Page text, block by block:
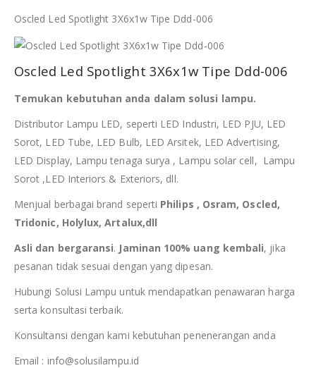
Oscled Led Spotlight 3X6x1w Tipe Ddd-006
Oscled Led Spotlight 3X6x1w Tipe Ddd-006
Temukan kebutuhan anda dalam solusi lampu.
Distributor Lampu LED, seperti LED Industri, LED PJU, LED
Sorot, LED Tube, LED Bulb, LED Arsitek, LED Advertising,
LED Display, Lampu tenaga surya , Lampu solar cell, Lampu
Sorot ,LED Interiors & Exteriors, dll.
Menjual berbagai brand seperti Philips , Osram, Oscled,
Tridonic, Holylux, Artalux,dll
Asli dan bergaransi. Jaminan 100% uang kembali, jika
pesanan tidak sesuai dengan yang dipesan.
Hubungi Solusi Lampu untuk mendapatkan penawaran harga
serta konsultasi terbaik.
Konsultansi dengan kami kebutuhan penenerangan anda
Email : info@solusilampu.id